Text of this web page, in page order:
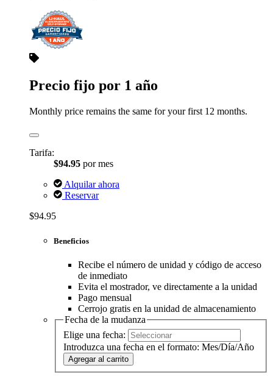
Precio fijo por 1 año
Monthly price remains the same for your first 12 months.
Tarifa:
$94.95 por mes
Alquilar ahora
Reservar
$94.95
Beneficios
Recibe el número de unidad y código de acceso
de inmediato
Evita el mostrador, ve directamente a la unidad
Pago mensual
Cerrojo gratis en la unidad de almacenamiento
Fecha de la mudanza
Elige una fecha:
Introduzca una fecha en el formato: Mes/Día/Año
Agregar al carrito